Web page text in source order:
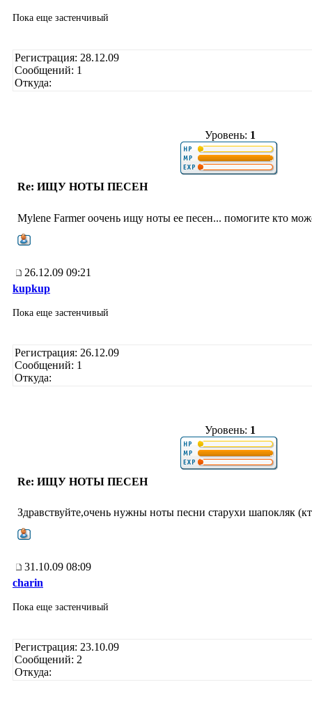
Пока еще застенчивый
Регистрация: 28.12.09
Сообщений: 1
Откуда:
Уровень: 1
Re: ИЩУ НОТЫ ПЕСЕН
Mylene Farmer оочень ищу ноты ее песен... помогите кто
26.12.09 09:21
kupkup
Пока еще застенчивый
Регистрация: 26.12.09
Сообщений: 1
Откуда:
Уровень: 1
Re: ИЩУ НОТЫ ПЕСЕН
Здравствуйте,очень нужны ноты песни старухи шапокляк
31.10.09 08:09
charin
Пока еще застенчивый
Регистрация: 23.10.09
Сообщений: 2
Откуда: